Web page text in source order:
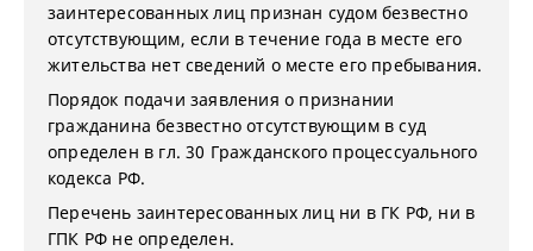
заинтересованных лиц признан судом безвестно
отсутствующим, если в течение года в месте его
жительства нет сведений о месте его пребывания.
Порядок подачи заявления о признании
гражданина безвестно отсутствующим в суд
определен в гл. 30 Гражданского процессуального
кодекса РФ.
Перечень заинтересованных лиц ни в ГК РФ, ни в
ГПК РФ не определен.